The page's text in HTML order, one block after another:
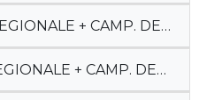
+ CAMP. DEBUTTANTI
+ CAMP. DEBUTTANTI